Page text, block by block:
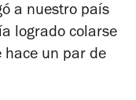
a nuestro país
logrado colarse
hace un par de